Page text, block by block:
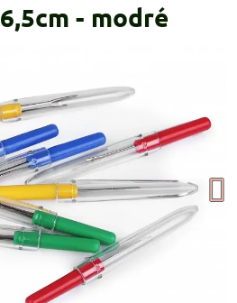
- modré